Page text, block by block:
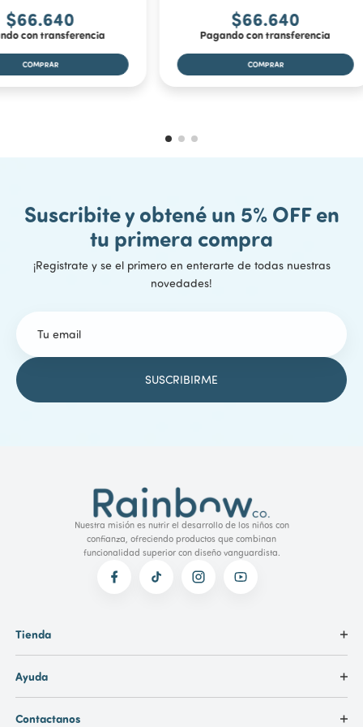
Peso máximo soportado:
Plegable:
Freno:Trasero de presión
$66.640
con transferencia
$66.640
Pagando con transferencia
Suscribite y obtené un 5% OFF en
tu primera compra
¡Registrate y se el primero en enterarte de todas nuestras
novedades!
Nuestra misión es nutrir el desarrollo de los niños con
confianza, ofreciendo productos que combinan
funcionalidad superior con diseño vanguardista.
Tienda
Ayuda
Contactanos